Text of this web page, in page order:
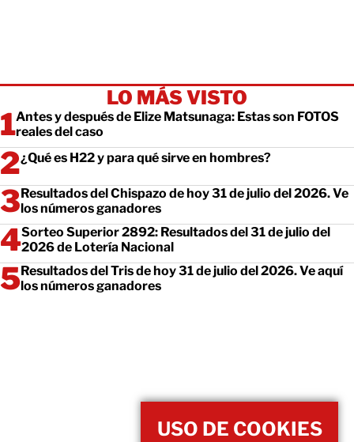
LO MÁS VISTO
Antes y después de Elize Matsunaga: Estas son FOTOS
reales del caso
¿Qué es H22 y para qué sirve en hombres?
Resultados del Chispazo de hoy 31 de julio del 2026. Ve
los números ganadores
Sorteo Superior 2892: Resultados del 31 de julio del
2026 de Lotería Nacional
Resultados del Tris de hoy 31 de julio del 2026. Ve aquí
los números ganadores
USO DE COOKIES